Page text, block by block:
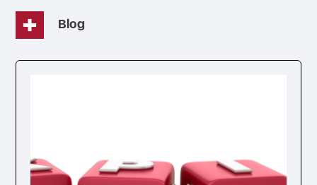
la
navegaciónBlog